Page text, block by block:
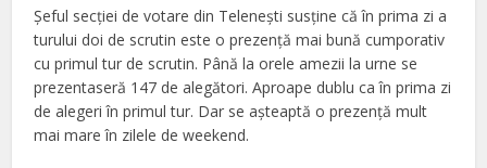
Şeful secţiei de votare din Teleneşti susţine că în prima zi a
turului doi de scrutin este o prezenţă mai bună cumporativ
cu primul tur de scrutin. Până la orele amezii la urne se
prezentaseră 147 de alegători. Aproape dublu ca în prima zi
de alegeri în primul tur. Dar se aşteaptă o prezenţă mult
mai mare în zilele de weekend.